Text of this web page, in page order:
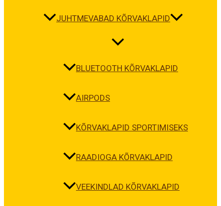
JUHTMEVABAD KÕRVAKLAPID
BLUETOOTH KÕRVAKLAPID
AIRPODS
KÕRVAKLAPID SPORTIMISEKS
RAADIOGA KÕRVAKLAPID
VEEKINDLAD KÕRVAKLAPID